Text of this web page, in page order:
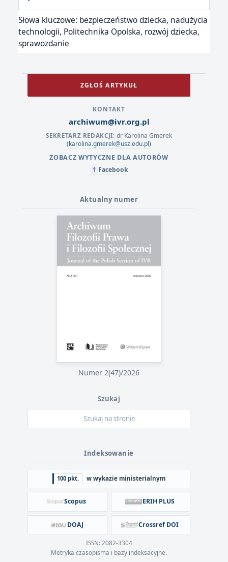
Słowa kluczowe: bezpieczeństwo dziecka, nadużycia
technologii, Politechnika Opolska, rozwój dziecka,
sprawozdanie
ZGŁOŚ ARTYKUŁ
KONTAKT
archiwum@ivr.org.pl
SEKRETARZ REDAKCJI: dr Karolina Gmerek
(karolina.gmerek@usz.edu.pl)
ZOBACZ WYTYCZNE DLA AUTORÓW
f Facebook
Aktualny numer
Numer 2(47)/2026
Indeksowanie
100 pkt. w wykazie ministerialnym
Scopus ERIH PLUS
DOAJ Crossref DOI
ISSN: 2082-3304
Metryka czasopisma i bazy indeksacyjne.
Szukaj